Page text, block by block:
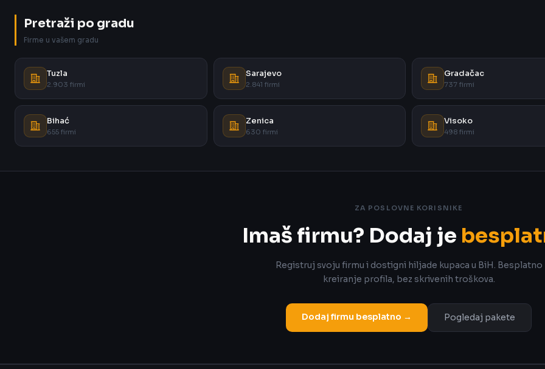
Pretraži po gradu
Firme u vašem gradu
Tuzla
2.903 firmi
Sarajevo
2.841 firmi
Gradačac
737 firmi
Bihać
655 firmi
Zenica
630 firmi
Visoko
498 firmi
ZA POSLOVNE KORISNIKE
Imaš firmu? Dodaj je
Registruj svoju firmu i dostigni hiljade kupaca u BiH. Besplatno
kreiranje profila, bez skrivenih troškova.
Dodaj firmu besplatno → Pogledaj pakete